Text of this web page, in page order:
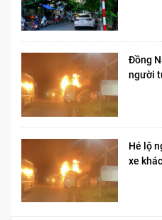
Đồng
người
Hé lộ
xe